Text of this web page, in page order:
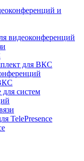
и
видеоконференций
для ВКС
систем
TelePresence